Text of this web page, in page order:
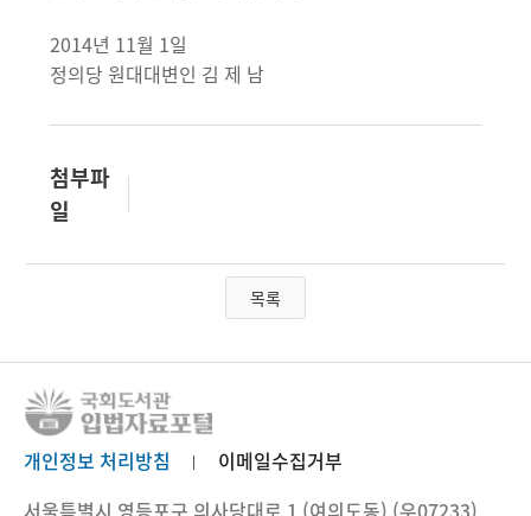
2014년 11월 1일
정의당 원대대변인 김 제 남
첨부파
일
목록
개인정보 처리방침
이메일수집거부
서울특별시 영등포구 의사당대로 1 (여의도동) (우07233)